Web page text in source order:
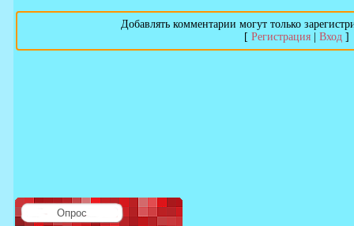
Добавлять комментарии могут только
[ Регистрация| Вход]
Опрос